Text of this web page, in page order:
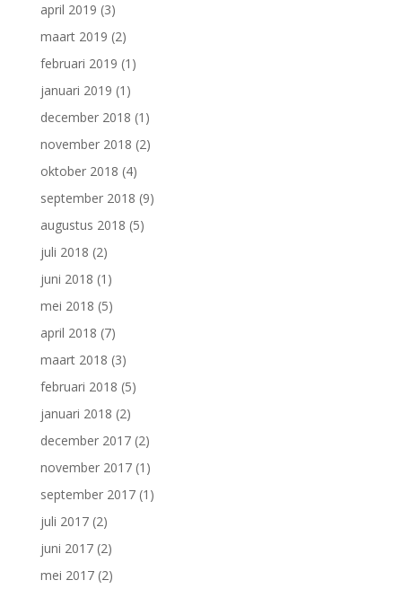
april 2019 (3)
maart 2019 (2)
februari 2019 (1)
januari 2019 (1)
december 2018 (1)
november 2018 (2)
oktober 2018 (4)
september 2018 (9)
augustus 2018 (5)
juli 2018 (2)
juni 2018 (1)
mei 2018 (5)
april 2018 (7)
maart 2018 (3)
februari 2018 (5)
januari 2018 (2)
december 2017(2)
november 2017(1)
september 2017(1)
juli 2017(2)
juni 2017(2)
mei 2017(2)